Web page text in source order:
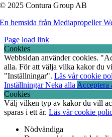
© 2025 Contura Group AB
En hemsida från Mediapropeller
Page load link
Cookies
Webbsidan använder cookies.
alla. För att välja vilka kakor du
"Inställningar". Läs vår cookie
InställningarNeka alla Acceptera
Cookies
Välj vilken typ av kakor du vill
sparas i ett år. Läs vår cookie
Nödvändiga